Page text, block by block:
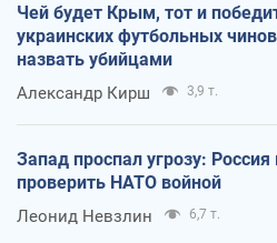
Чей будет Крым, тот и
украинских футбольных
назвать убийцами
Александр Кирш 3,9 т.
Запад проспал угрозу:
проверить НАТО войной
Леонид Невзлин 6,7 т.